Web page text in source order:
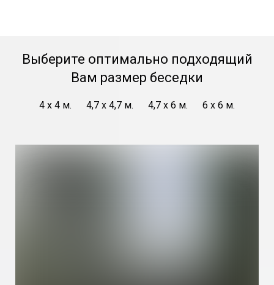
Выберите оптимально подходящий
Вам размер беседки
4 х 4 м. 4,7 х 4,7 м. 4,7 х 6 м. 6 х 6 м.